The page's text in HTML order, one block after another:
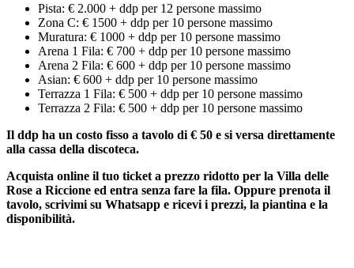
Pista: € 2.000 + ddp per 12 persone massimo
Zona C: € 1500 + ddp per 10 persone massimo
Muratura: € 1000 + ddp per 10 persone massimo
Arena 1 Fila: € 700 + ddp per 10 persone massimo
Arena 2 Fila: € 600 + ddp per 10 persone massimo
Asian: € 600 + ddp per 10 persone massimo
Terrazza 1 Fila: € 500 + ddp per 10 persone massimo
Terrazza 2 Fila: € 500 + ddp per 10 persone massimo
Il ddp ha un costo fisso a tavolo di € 50 e si versa direttamente
alla cassa della discoteca.
Acquista online il tuo ticket a prezzo ridotto per la Villa delle
Rose a Riccione ed entra senza fare la fila. Oppure prenota il
tavolo, scrivimi su Whatsapp e ricevi i prezzi, la piantina e la
disponibilità.